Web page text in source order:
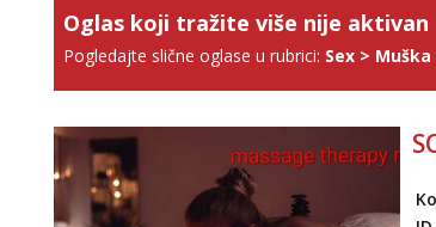
Oglas koji tražite više nije aktivan
Pogledajte slične oglase u rubrici: Sex >